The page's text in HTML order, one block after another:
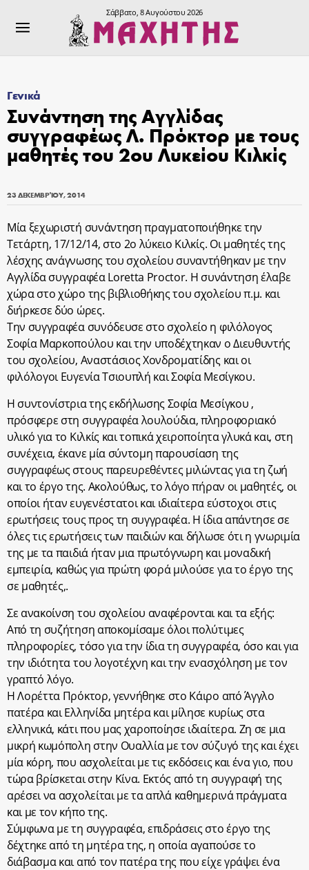
Σάββατο, 8 Αυγούστου 2026
Γενικά
Συνάντηση της Αγγλίδας
συγγραφέως Λ. Πρόκτορ με τους
μαθητές του 2ου Λυκείου Κιλκίς
23 ΔΕΚΕΜΒΡΊΟΥ, 2014
Μία ξεχωριστή συνάντηση πραγματοποιήθηκε την
Τετάρτη, 17/12/14, στο 2ο λύκειο Κιλκίς. Οι μαθητές της
λέσχης ανάγνωσης του σχολείου συναντήθηκαν με την
Αγγλίδα συγγραφέα Loretta Proctor. Η συνάντηση έλαβε
χώρα στο χώρο της βιβλιοθήκης του σχολείου π.μ. και
διήρκεσε δύο ώρες.
Την συγγραφέα συνόδευσε στο σχολείο η φιλόλογος
Σοφία Μαρκοπούλου και την υποδέχτηκαν ο Διευθυντής
του σχολείου, Αναστάσιος Χονδροματίδης και οι
φιλόλογοι Ευγενία Τσιουπλή και Σοφία Μεσίγκου.
Η συντονίστρια της εκδήλωσης Σοφία Μεσίγκου ,
πρόσφερε στη συγγραφέα λουλούδια, πληροφοριακό
υλικό για το Κιλκίς και τοπικά χειροποίητα γλυκά και, στη
συνέχεια, έκανε μία σύντομη παρουσίαση της
συγγραφέως στους παρευρεθέντες μιλώντας για τη ζωή
και το έργο της. Ακολούθως, το λόγο πήραν οι μαθητές, οι
οποίοι ήταν ευγενέστατοι και ιδιαίτερα εύστοχοι στις
ερωτήσεις τους προς τη συγγραφέα. Η ίδια απάντησε σε
όλες τις ερωτήσεις των παιδιών και δήλωσε ότι η γνωριμία
της με τα παιδιά ήταν μια πρωτόγνωρη και μοναδική
εμπειρία, καθώς για πρώτη φορά μιλούσε για το έργο της
σε μαθητές,.
Σε ανακοίνση του σχολείου αναφέρονται και τα εξής:
Από τη συζήτηση αποκομίσαμε όλοι πολύτιμες
πληροφορίες, τόσο για την ίδια τη συγγραφέα, όσο και για
την ιδιότητα του λογοτέχνη και την ενασχόληση με τον
γραπτό λόγο.
Η Λορέττα Πρόκτορ, γεννήθηκε στο Κάιρο από Άγγλο
πατέρα και Ελληνίδα μητέρα και μίλησε κυρίως στα
ελληνικά, κάτι που μας χαροποίησε ιδιαίτερα. Ζη σε μια
μικρή κωμόπολη στην Ουαλλία με τον σύζυγό της και έχει
μία κόρη, που ασχολείται με τις εκδόσεις και ένα γιο, που
τώρα βρίσκεται στην Κίνα. Εκτός από τη συγγραφή της
αρέσει να ασχολείται με τα απλά καθημερινά πράγματα
και με τον κήπο της.
Σύμφωνα με τη συγγραφέα, επιδράσεις στο έργο της
δέχτηκε από τη μητέρα της, η οποία αγαπούσε το
διάβασμα και από τον πατέρα της που είχε γράψει ένα